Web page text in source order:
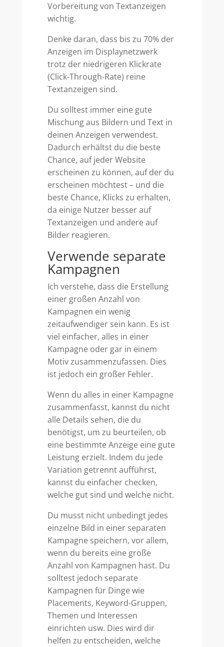
Vorbereitung von Textanzeigen
wichtig.
Denke daran, dass bis zu 70% der
Anzeigen im Displaynetzwerk
trotz der niedrigeren Klickrate
(Click-Through-Rate) reine
Textanzeigen sind.
Du solltest immer eine gute
Mischung aus Bildern und Text in
deinen Anzeigen verwendest.
Dadurch erhältst du die beste
Chance, auf jeder Website
erscheinen zu können, auf der du
erscheinen möchtest – und die
beste Chance, Klicks zu erhalten,
da einige Nutzer besser auf
Textanzeigen und andere auf
Bilder reagieren.
Verwende separate
Kampagnen
Ich verstehe, dass die Erstellung
einer großen Anzahl von
Kampagnen ein wenig
zeitaufwendiger sein kann. Es ist
viel einfacher, alles in einer
Kampagne oder gar in einem
Motiv zusammenzufassen. Dies
ist jedoch ein großer Fehler.
Wenn du alles in einer Kampagne
zusammenfasst, kannst du nicht
alle Details sehen, die du
benötigst, um zu beurteilen, ob
eine bestimmte Anzeige eine gute
Leistung erzielt. Indem du jede
Variation getrennt aufführst,
kannst du einfacher checken,
welche gut sind und welche nicht.
Du musst nicht unbedingt jedes
einzelne Bild in einer separaten
Kampagne speichern, vor allem,
wenn du bereits eine große
Anzahl von Kampagnen hast. Du
solltest jedoch separate
Kampagnen für Dinge wie
Placements, Keyword-Gruppen,
Themen und Interessen
einrichten usw. Dies wird dir
helfen zu entscheiden, welche